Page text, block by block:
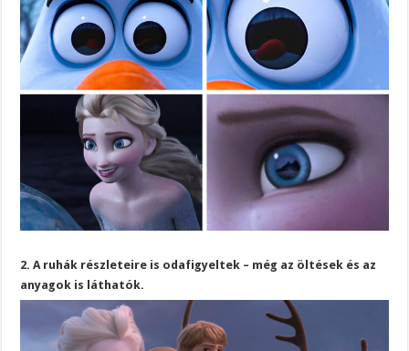
2. A ruhák részleteire is odafigyeltek – még az öltések és az
anyagok is láthatók.